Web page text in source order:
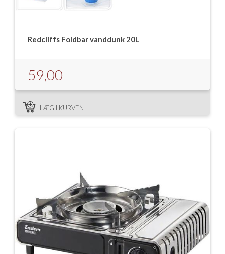
Redcliffs Foldbar vanddunk 20L
59,00
LÆG I KURVEN